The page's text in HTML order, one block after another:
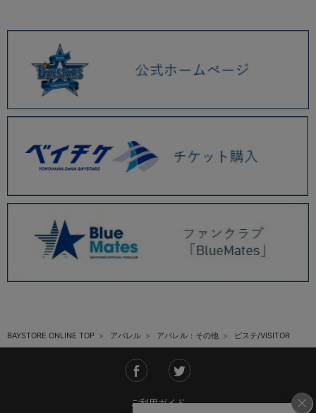
BAYSTORE ONLINE TOP アパレル アパレル：その他 ピステ/VISITOR
ご利用ガイド